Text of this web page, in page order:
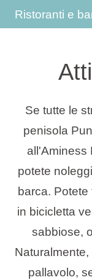
Programma
Ristoranti e
Se tutte le
penisola
all'Aminess
potete
barca.
in bicicletta
sabbiose,
pallavolo,